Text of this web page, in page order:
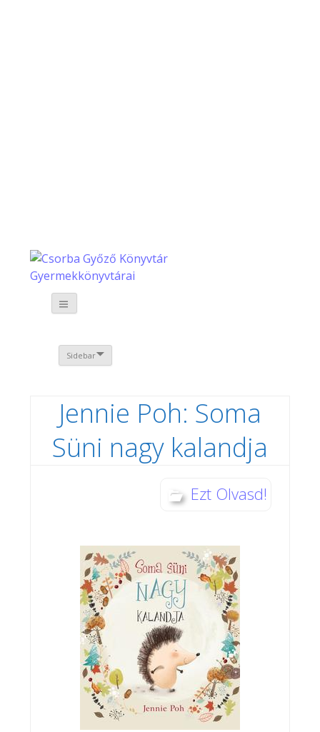
Sidebar
Jennie Poh: Soma
Süni nagy kalandja
Ezt Olvasd!